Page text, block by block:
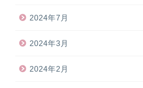
2024年7月
2024年3月
2024年2月